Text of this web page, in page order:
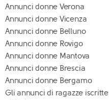
Annunci donne Verona
Annunci donne Vicenza
Annunci donne Belluno
Annunci donne Rovigo
Annunci donne Mantova
Annunci donne Brescia
Annunci donne Bergamo
Gli annunci di ragazze iscritte